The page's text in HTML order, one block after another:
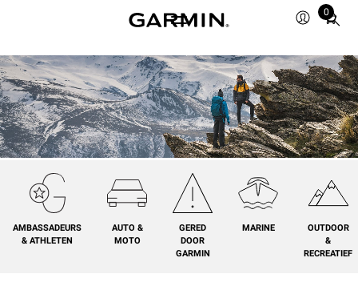
0
Total
in
cart:
0
AMBASSADEURS
& ATHLETEN
AUTO &
MOTO
GERED
DOOR
GARMIN
MARINE
OUTDOOR
&
RECREATIEF